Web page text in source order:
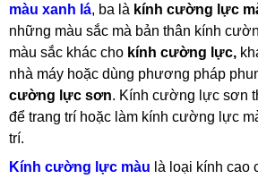
màu xanh lá, ba là kính cường lực
những màu sắc mà bản thân kính
màu sắc khác cho kính cường lực,
nhà máy hoặc dùng phương pháp
cường lực sơn. Kính cường lực sơn
để trang trí hoặc làm kính cường lực
trí.
Kính cường lực màu là loại kính cao